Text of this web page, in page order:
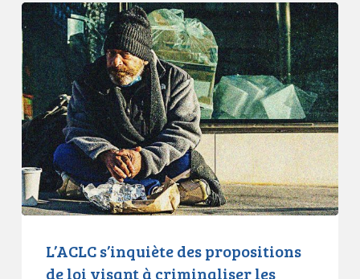
pour
les
réfugiés
L’ACLC
s’inquiète
des
propositions
de
loi
visant
à
criminaliser
les
L’ACLC s’inquiète des propositions
de loi visant à criminaliser les